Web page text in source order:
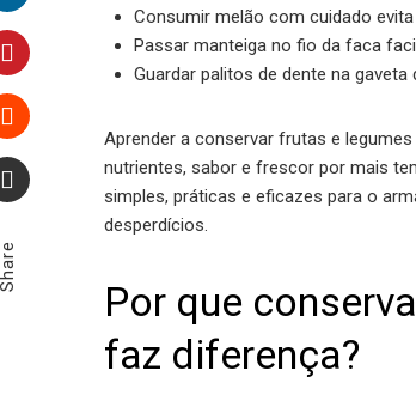
LinkedIn
Pinterest
Stumbleupon
Consumir melão com cuidado
Passar manteiga no fio da faca
Guardar palitos de dente na
Aprender a conservar frutas e
nutrientes, sabor e frescor por mais
simples, práticas e eficazes para o
desperdícios.
Por que
faz diferença?